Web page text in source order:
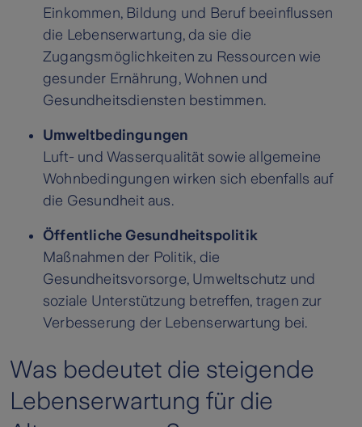
Einkommen, Bildung und Beruf beeinflussen
die Lebenserwartung, da sie die
Zugangsmöglichkeiten zu Ressourcen wie
gesunder Ernährung, Wohnen und
Gesundheitsdiensten bestimmen.
Umweltbedingungen
Luft- und Wasserqualität sowie allgemeine
Wohnbedingungen wirken sich ebenfalls auf
die Gesundheit aus.
Öffentliche Gesundheitspolitik
Maßnahmen der Politik, die
Gesundheitsvorsorge, Umweltschutz und
soziale Unterstützung betreffen, tragen zur
Verbesserung der Lebenserwartung bei.
Was bedeutet die steigende
Lebenserwartung für die